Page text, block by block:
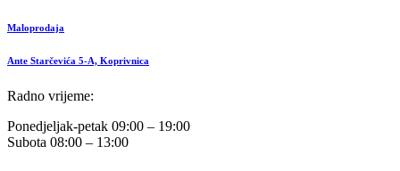
Maloprodaja
Ante Starčevića 5-A, Koprivnica
Radno vrijeme:
Ponedjeljak-petak 09:00 – 19:00
Subota 08:00 – 13:00